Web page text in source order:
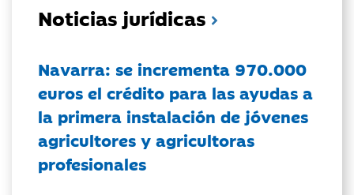
Noticias jurídicas
Navarra: se incrementa 970.000
euros el crédito para las ayudas a
la primera instalación de jóvenes
agricultores y agricultoras
profesionales